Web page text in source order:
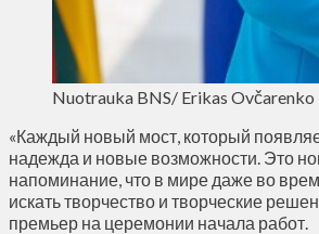
Nuotrauka BNS/ Erikas Ovčarenko
«Каждый новый мост, который
надежда и новые возможности. Это
напоминание, что в мире даже во
искать творчество и творческие
премьер на церемонии начала работ.